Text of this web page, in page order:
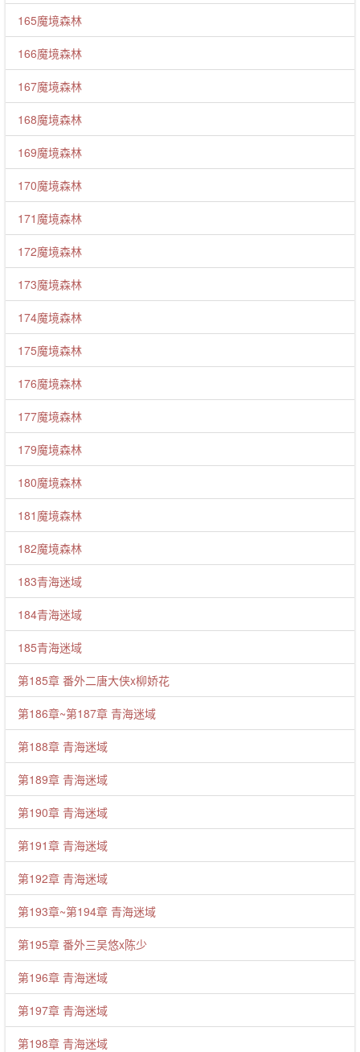
165魔境森林
166魔境森林
167魔境森林
168魔境森林
169魔境森林
170魔境森林
171魔境森林
172魔境森林
173魔境森林
174魔境森林
175魔境森林
176魔境森林
177魔境森林
179魔境森林
180魔境森林
181魔境森林
182魔境森林
183青海迷域
184青海迷域
185青海迷域
第185章 番外二唐大侠x柳娇花
第186章~第187章 青海迷域
第188章 青海迷域
第189章 青海迷域
第190章 青海迷域
第191章 青海迷域
第192章 青海迷域
第193章~第194章 青海迷域
第195章 番外三吴悠x陈少
第196章 青海迷域
第197章 青海迷域
第198章 青海迷域